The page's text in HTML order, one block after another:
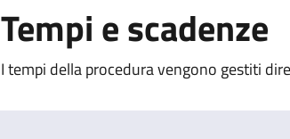
Tempi e scadenze
I tempi della procedura vengono gestiti